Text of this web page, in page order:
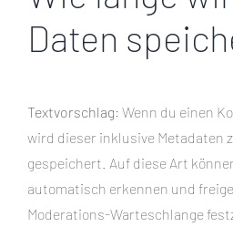
Daten
Textvorschlag: Wenn du einen
wird dieser inklusive Metadaten
gespeichert. Auf diese Art
automatisch erkennen und
Moderations-Warteschlange